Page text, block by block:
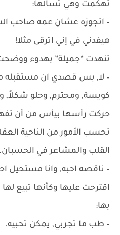
تهكمت وهي تسألها:
– اتجوزه عشان عمه صاحب
هيفدني في إني اترقى مثلا!
تنهدت “جميلة” بهدوء
– لا, بس قصدي ان مستقبله
كويسة, ومحترم, وحلو شكلاً,
حركت رأسها بيأس من أن
تحسب الأمور من الناحية
القلب والمشاعر في الحسبان.
– ناقصه احبه, وانا مستحيل
اقترحت عليها وكأنها تبيع
بها:
– طب ما تجربي, يمكن تحبيه.